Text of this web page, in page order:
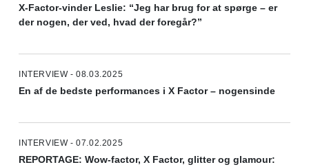
X-Factor-vinder Leslie: “Jeg har brug for at spørge – er
der nogen, der ved, hvad der foregår?”
INTERVIEW - 08.03.2025
En af de bedste performances i X Factor – nogensinde
INTERVIEW - 07.02.2025
REPORTAGE: Wow-factor, X Factor, glitter og glamour: